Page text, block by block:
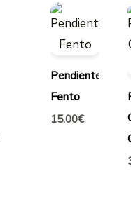
Pendientes
Fento
15.00€